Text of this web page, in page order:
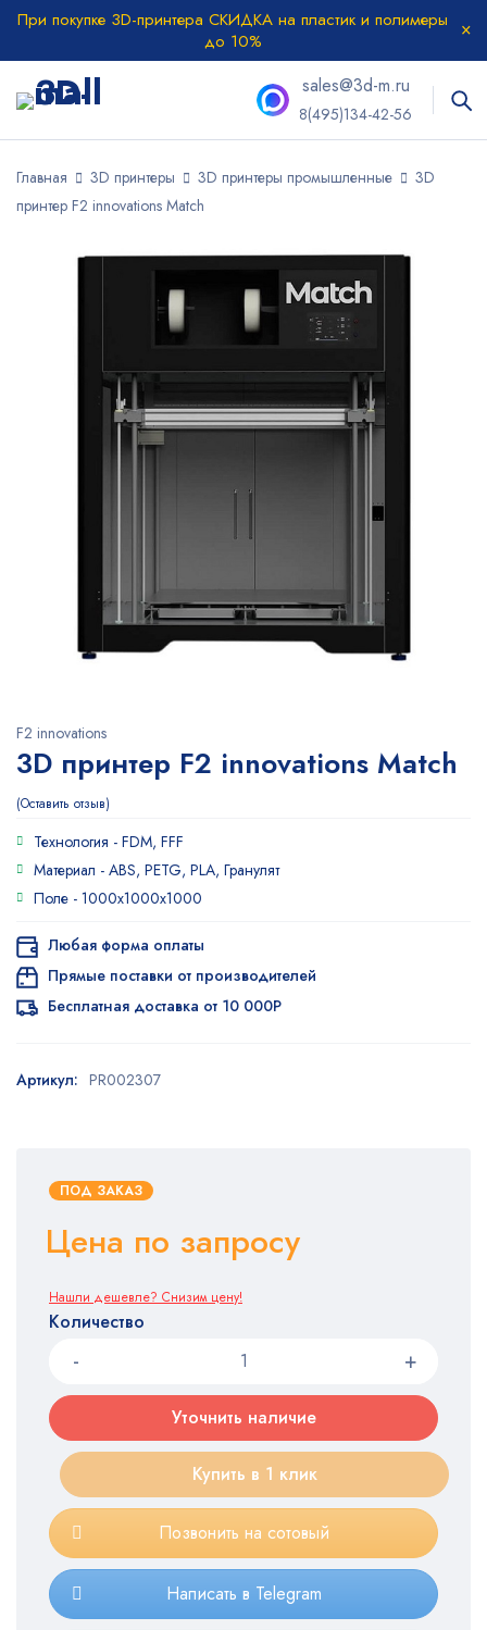
При покупке 3D-принтера СКИДКА на пластик и полимеры
до 10%
sales@3d-m.ru
8(495)134-42-56
Главная 3D принтеры 3D принтеры промышленные
3D
принтер F2 innovations Match
F2 innovations
3D принтер F2 innovations Match
Оставить отзыв
Технология - FDM, FFF
Материал - ABS, PETG, PLA, Гранулят
Поле - 1000x1000x1000
ПОД ЗАКАЗ
Цена по запросу
Нашли дешевле? Снизим цену!
Количество
Уточнить наличие
Купить в 1 клик
Позвонить на сотовый
Написать в Telegram
Любая форма оплаты
Прямые поставки от производителей
Бесплатная доставка от 10 000Р
Артикул: PR002307